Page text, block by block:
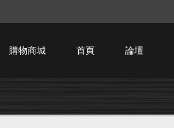
購物商城 首頁 論壇